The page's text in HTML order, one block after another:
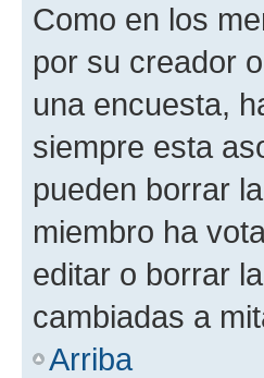
Como en los
por su creador
una encuesta,
siempre esta
pueden borrar
miembro ha
editar o borrar
cambiadas a
Arriba